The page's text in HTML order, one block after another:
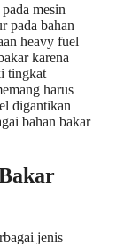
mesin
pada bahan
heavy fuel
karena
tingkat
harus
digantikan
bahan bakar
jenis